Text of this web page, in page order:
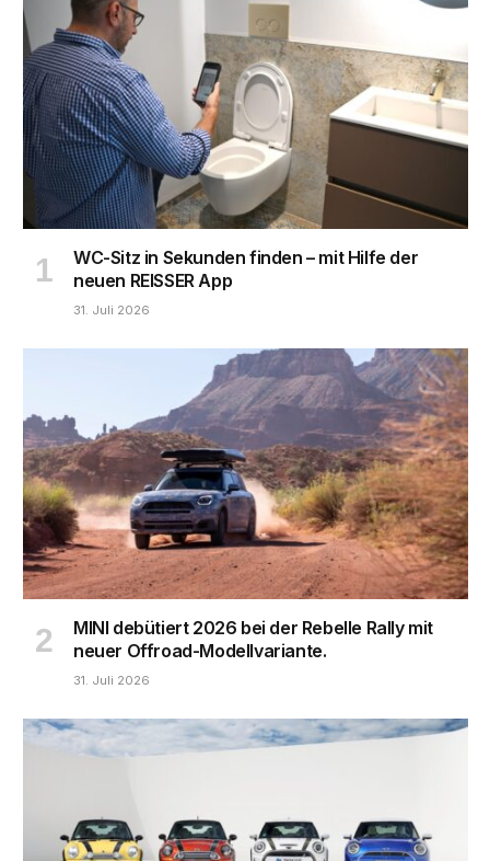
WC-Sitz in Sekunden finden – mit Hilfe der
neuen REISSER App
31. Juli 2026
MINI debütiert 2026 bei der Rebelle Rally mit
neuer Offroad-Modellvariante.
31. Juli 2026